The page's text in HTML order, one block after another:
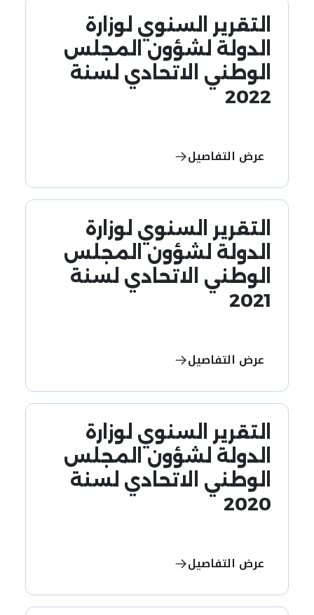
التقرير السنوي لوزارة
الدولة لشؤون المجلس
الوطني الاتحادي لسنة
2022
عرض التفاصيل
التقرير السنوي لوزارة
الدولة لشؤون المجلس
الوطني الاتحادي لسنة
2021
عرض التفاصيل
التقرير السنوي لوزارة
الدولة لشؤون المجلس
الوطني الاتحادي لسنة
2020
عرض التفاصيل